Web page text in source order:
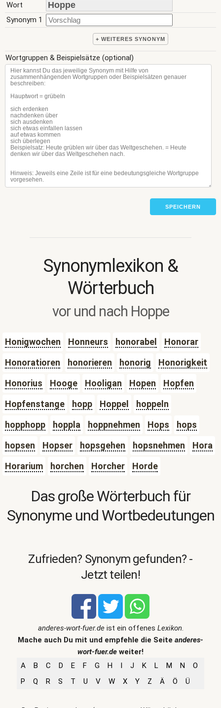
Wort
Synonym 1
+ WEITERES SYNONYM
Wortgruppen & Beispielsätze (optional)
SPEICHERN
Synonymlexikon &
Wörterbuch
vor und nach Hoppe
Honigwochen Honneurs honorabel
Honorar
Honoratioren
honorieren honorig
Honorigkeit
Honorius
Hooge Hooligan Hopen
Hopfen
Hopfenstange
hopp Hoppel
hoppeln
hopphopp
hoppla hoppnehmen Hops
hops
hopsen
Hopser hopsgehen hopsnehmen
Hora
Horarium
horchen Horcher Horde
Das große Wörterbuch für
Synonyme und Wortbedeutungen
Zufrieden? Synonym gefunden? -
Jetzt teilen!
anderes-wort-fuer.deist ein offenes Lexikon.
Mache auch Du mit und empfehle die Seite anderes-
wort-fuer.de weiter!
A
B C D E F G H I J K L M N
O
P
Q R S T U V W X Y Z Ä Ö Ü